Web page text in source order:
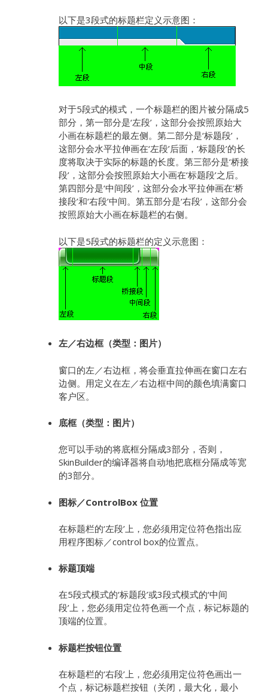
以下是3段式的标题栏定义示意图：
对于5段式的模式，一个标题栏的图片被分隔成5
部分，第一部分是‘左段’，这部分会按照原始大
小画在标题栏的最左侧。第二部分是‘标题段’，
这部分会水平拉伸画在‘左段’后面，‘标题段’的长
度将取决于实际的标题的长度。第三部分是‘桥接
段’，这部分会按照原始大小画在‘标题段’之后。
第四部分是‘中间段’，这部分会水平拉伸画在‘桥
接段’和‘右段’中间。第五部分是‘右段’，这部分会
按照原始大小画在标题栏的右侧。
以下是5段式的标题栏的定义示意图：
左／右边框（类型：图片）
窗口的左／右边框，将会垂直拉伸画在窗口左右
边侧。用定义在左／右边框中间的颜色填满窗口
客户区。
底框（类型：图片）
您可以手动的将底框分隔成3部分，否则，
SkinBuilder的编译器将自动地把底框分隔成等宽
的3部分。
图标／ControlBox 位置
在标题栏的‘左段’上，您必须用定位符色指出应
用程序图标／control box的位置点。
标题顶端
在5段式模式的‘标题段’或3段式模式的‘中间
段’上，您必须用定位符色画一个点，标记标题的
顶端的位置。
标题栏按钮位置
在标题栏的‘右段’上，您必须用定位符色画出一
个点，标记标题栏按钮（关闭，最大化，最小